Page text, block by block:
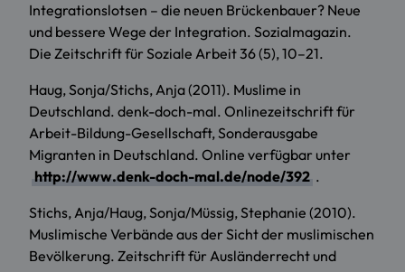
Integrationslotsen – die neuen Brückenbauer? Neue
und bessere Wege der Integration. Sozialmagazin.
Die Zeitschrift für Soziale Arbeit 36 (5), 10–21.
Haug, Sonja/Stichs, Anja (2011). Muslime in
Deutschland. denk-doch-mal. Onlinezeitschrift für
Arbeit-Bildung-Gesellschaft, Sonderausgabe
Migranten in Deutschland. Online verfügbar unter
http://www.denk-doch-mal.de/node/392 .
Stichs, Anja/Haug, Sonja/Müssig, Stephanie (2010).
Muslimische Verbände aus der Sicht der muslimischen
Bevölkerung. Zeitschrift für Ausländerrecht und